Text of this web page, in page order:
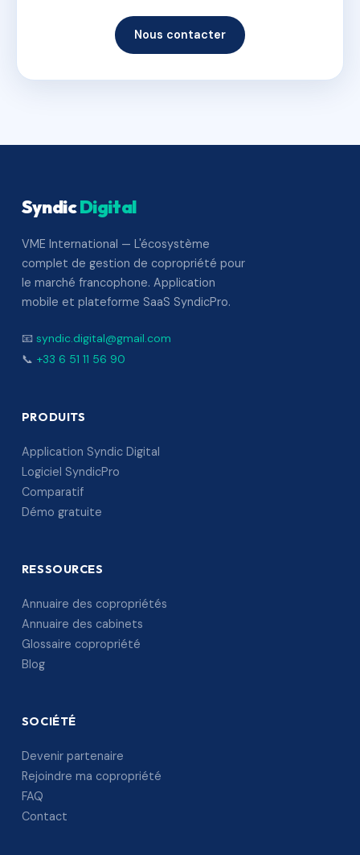
Nous contacter
SyndicDigital
VME International — L'écosystème
complet de gestion de copropriété pour
le marché francophone. Application
mobile et plateforme SaaS SyndicPro.
📧 syndic.digital@gmail.com
📞 +33 6 51 11 56 90
PRODUITS
Application Syndic Digital
Logiciel SyndicPro
Comparatif
Démo gratuite
RESSOURCES
Annuaire des copropriétés
Annuaire des cabinets
Glossaire copropriété
Blog
SOCIÉTÉ
Devenir partenaire
Rejoindre ma copropriété
FAQ
Contact